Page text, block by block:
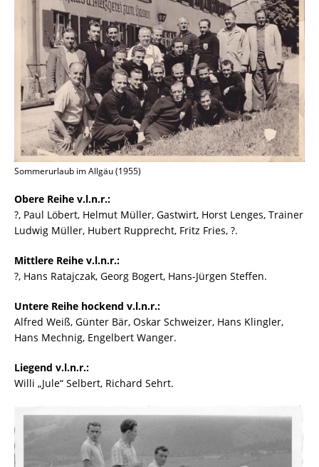
Sommerurlaub im Allgäu (1955)
Obere Reihe v.l.n.r.:
?, Paul Löbert, Helmut Müller, Gastwirt, Horst Lenges, Trainer
Ludwig Müller, Hubert Rupprecht, Fritz Fries, ?.
Mittlere Reihe v.l.n.r.:
?, Hans Ratajczak, Georg Bogert, Hans-Jürgen Steffen.
Untere Reihe hockend v.l.n.r.:
Alfred Weiß, Günter Bär, Oskar Schweizer, Hans Klingler,
Hans Mechnig, Engelbert Wanger.
Liegend v.l.n.r.:
Willi „Jule“ Selbert, Richard Sehrt.